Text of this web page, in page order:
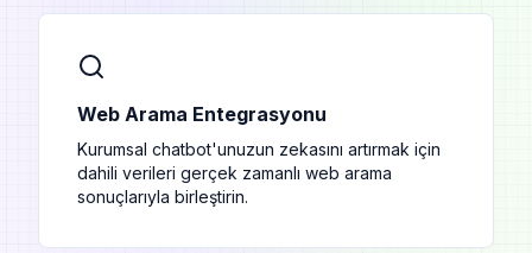
Web Arama Entegrasyonu
Kurumsal chatbot'unuzun zekasını artırmak için
dahili verileri gerçek zamanlı web arama
sonuçlarıyla birleştirin.